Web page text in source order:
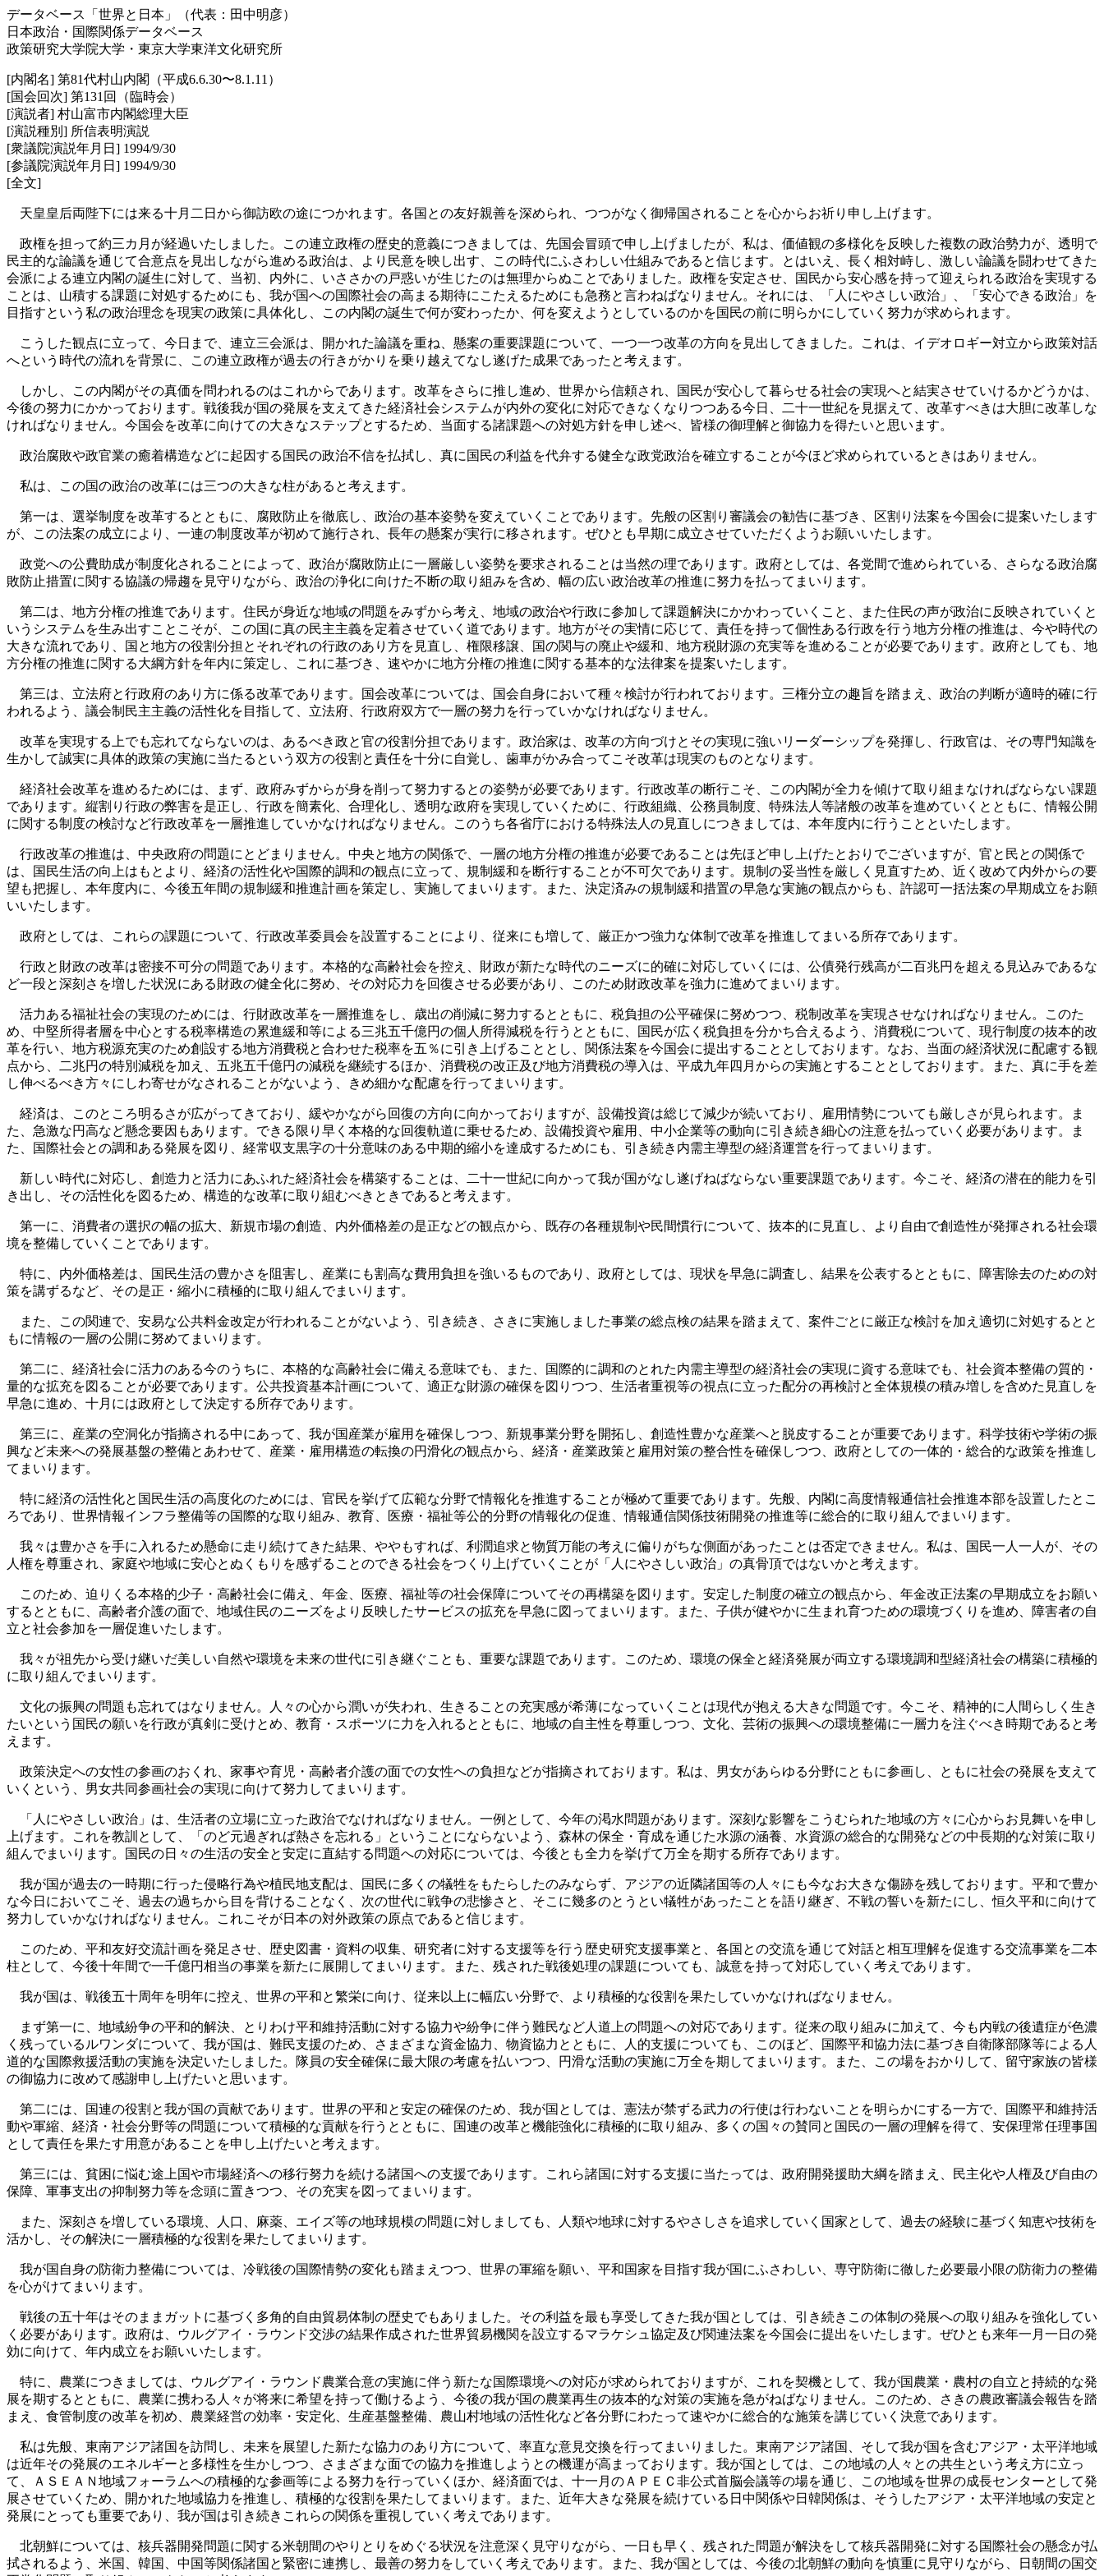
データベース「世界と日本」（代表：田中明彦）
日本政治・国際関係データベース
政策研究大学院大学・東京大学東洋文化研究所
[内閣名] 第81代村山内閣（平成6.6.30〜8.1.11）
[国会回次] 第131回（臨時会）
[演説者] 村山富市内閣総理大臣
[演説種別] 所信表明演説
[衆議院演説年月日] 1994/9/30
[参議院演説年月日] 1994/9/30
[全文]
天皇皇后両陛下には来る十月二日から御訪欧の途につかれます。各国との友好親善を深められ、つつがなく御帰国されることを心からお祈り申し上げます。
政権を担って約三カ月が経過いたしました。この連立政権の歴史的意義につきましては、先国会冒頭で申し上げましたが、私は、価値観の多様化を反映した複数の政治勢力が、透明で
民主的な論議を通じて合意点を見出しながら進める政治は、より民意を映し出す、この時代にふさわしい仕組みであると信じます。とはいえ、長く相対峙し、激しい論議を闘わせてきた
会派による連立内閣の誕生に対して、当初、内外に、いささかの戸惑いが生じたのは無理からぬことでありました。政権を安定させ、国民から安心感を持って迎えられる政治を実現する
ことは、山積する課題に対処するためにも、我が国への国際社会の高まる期待にこたえるためにも急務と言わねばなりません。それには、「人にやさしい政治」、「安心できる政治」を
目指すという私の政治理念を現実の政策に具体化し、この内閣の誕生で何が変わったか、何を変えようとしているのかを国民の前に明らかにしていく努力が求められます。
こうした観点に立って、今日まで、連立三会派は、開かれた論議を重ね、懸案の重要課題について、一つ一つ改革の方向を見出してきました。これは、イデオロギー対立から政策対話
へという時代の流れを背景に、この連立政権が過去の行きがかりを乗り越えてなし遂げた成果であったと考えます。
しかし、この内閣がその真価を問われるのはこれからであります。改革をさらに推し進め、世界から信頼され、国民が安心して暮らせる社会の実現へと結実させていけるかどうかは、
今後の努力にかかっております。戦後我が国の発展を支えてきた経済社会システムが内外の変化に対応できなくなりつつある今日、二十一世紀を見据えて、改革すべきは大胆に改革しな
ければなりません。今国会を改革に向けての大きなステップとするため、当面する諸課題への対処方針を申し述べ、皆様の御理解と御協力を得たいと思います。
政治腐敗や政官業の癒着構造などに起因する国民の政治不信を払拭し、真に国民の利益を代弁する健全な政党政治を確立することが今ほど求められているときはありません。
私は、この国の政治の改革には三つの大きな柱があると考えます。
第一は、選挙制度を改革するとともに、腐敗防止を徹底し、政治の基本姿勢を変えていくことであります。先般の区割り審議会の勧告に基づき、区割り法案を今国会に提案いたします
が、この法案の成立により、一連の制度改革が初めて施行され、長年の懸案が実行に移されます。ぜひとも早期に成立させていただくようお願いいたします。
政党への公費助成が制度化されることによって、政治が腐敗防止に一層厳しい姿勢を要求されることは当然の理であります。政府としては、各党間で進められている、さらなる政治腐
敗防止措置に関する協議の帰趨を見守りながら、政治の浄化に向けた不断の取り組みを含め、幅の広い政治改革の推進に努力を払ってまいります。
第二は、地方分権の推進であります。住民が身近な地域の問題をみずから考え、地域の政治や行政に参加して課題解決にかかわっていくこと、また住民の声が政治に反映されていくと
いうシステムを生み出すことこそが、この国に真の民主主義を定着させていく道であります。地方がその実情に応じて、責任を持って個性ある行政を行う地方分権の推進は、今や時代の
大きな流れであり、国と地方の役割分担とそれぞれの行政のあり方を見直し、権限移譲、国の関与の廃止や緩和、地方税財源の充実等を進めることが必要であります。政府としても、地
方分権の推進に関する大綱方針を年内に策定し、これに基づき、速やかに地方分権の推進に関する基本的な法律案を提案いたします。
第三は、立法府と行政府のあり方に係る改革であります。国会改革については、国会自身において種々検討が行われております。三権分立の趣旨を踏まえ、政治の判断が適時的確に行
われるよう、議会制民主主義の活性化を目指して、立法府、行政府双方で一層の努力を行っていかなければなりません。
改革を実現する上でも忘れてならないのは、あるべき政と官の役割分担であります。政治家は、改革の方向づけとその実現に強いリーダーシップを発揮し、行政官は、その専門知識を
生かして誠実に具体的政策の実施に当たるという双方の役割と責任を十分に自覚し、歯車がかみ合ってこそ改革は現実のものとなります。
経済社会改革を進めるためには、まず、政府みずからが身を削って努力するとの姿勢が必要であります。行政改革の断行こそ、この内閣が全力を傾けて取り組まなければならない課題
であります。縦割り行政の弊害を是正し、行政を簡素化、合理化し、透明な政府を実現していくために、行政組織、公務員制度、特殊法人等諸般の改革を進めていくとともに、情報公開
に関する制度の検討など行政改革を一層推進していかなければなりません。このうち各省庁における特殊法人の見直しにつきましては、本年度内に行うことといたします。
行政改革の推進は、中央政府の問題にとどまりません。中央と地方の関係で、一層の地方分権の推進が必要であることは先ほど申し上げたとおりでございますが、官と民との関係で
は、国民生活の向上はもとより、経済の活性化や国際的調和の観点に立って、規制緩和を断行することが不可欠であります。規制の妥当性を厳しく見直すため、近く改めて内外からの要
望も把握し、本年度内に、今後五年間の規制緩和推進計画を策定し、実施してまいります。また、決定済みの規制緩和措置の早急な実施の観点からも、許認可一括法案の早期成立をお願
いいたします。
政府としては、これらの課題について、行政改革委員会を設置することにより、従来にも増して、厳正かつ強力な体制で改革を推進してまいる所存であります。
行政と財政の改革は密接不可分の問題であります。本格的な高齢社会を控え、財政が新たな時代のニーズに的確に対応していくには、公債発行残高が二百兆円を超える見込みであるな
ど一段と深刻さを増した状況にある財政の健全化に努め、その対応力を回復させる必要があり、このため財政改革を強力に進めてまいります。
活力ある福祉社会の実現のためには、行財政改革を一層推進をし、歳出の削減に努力するとともに、税負担の公平確保に努めつつ、税制改革を実現させなければなりません。このた
め、中堅所得者層を中心とする税率構造の累進緩和等による三兆五千億円の個人所得減税を行うとともに、国民が広く税負担を分かち合えるよう、消費税について、現行制度の抜本的改
革を行い、地方税源充実のため創設する地方消費税と合わせた税率を五％に引き上げることとし、関係法案を今国会に提出することとしております。なお、当面の経済状況に配慮する観
点から、二兆円の特別減税を加え、五兆五千億円の減税を継続するほか、消費税の改正及び地方消費税の導入は、平成九年四月からの実施とすることとしております。また、真に手を差
し伸べるべき方々にしわ寄せがなされることがないよう、きめ細かな配慮を行ってまいります。
経済は、このところ明るさが広がってきており、緩やかながら回復の方向に向かっておりますが、設備投資は総じて減少が続いており、雇用情勢についても厳しさが見られます。ま
た、急激な円高など懸念要因もあります。できる限り早く本格的な回復軌道に乗せるため、設備投資や雇用、中小企業等の動向に引き続き細心の注意を払っていく必要があります。ま
た、国際社会との調和ある発展を図り、経常収支黒字の十分意味のある中期的縮小を達成するためにも、引き続き内需主導型の経済運営を行ってまいります。
新しい時代に対応し、創造力と活力にあふれた経済社会を構築することは、二十一世紀に向かって我が国がなし遂げねばならない重要課題であります。今こそ、経済の潜在的能力を引
き出し、その活性化を図るため、構造的な改革に取り組むべきときであると考えます。
第一に、消費者の選択の幅の拡大、新規市場の創造、内外価格差の是正などの観点から、既存の各種規制や民間慣行について、抜本的に見直し、より自由で創造性が発揮される社会環
境を整備していくことであります。
特に、内外価格差は、国民生活の豊かさを阻害し、産業にも割高な費用負担を強いるものであり、政府としては、現状を早急に調査し、結果を公表するとともに、障害除去のための対
策を講ずるなど、その是正・縮小に積極的に取り組んでまいります。
また、この関連で、安易な公共料金改定が行われることがないよう、引き続き、さきに実施しました事業の総点検の結果を踏まえて、案件ごとに厳正な検討を加え適切に対処するとと
もに情報の一層の公開に努めてまいります。
第二に、経済社会に活力のある今のうちに、本格的な高齢社会に備える意味でも、また、国際的に調和のとれた内需主導型の経済社会の実現に資する意味でも、社会資本整備の質的・
量的な拡充を図ることが必要であります。公共投資基本計画について、適正な財源の確保を図りつつ、生活者重視等の視点に立った配分の再検討と全体規模の積み増しを含めた見直しを
早急に進め、十月には政府として決定する所存であります。
第三に、産業の空洞化が指摘される中にあって、我が国産業が雇用を確保しつつ、新規事業分野を開拓し、創造性豊かな産業へと脱皮することが重要であります。科学技術や学術の振
興など未来への発展基盤の整備とあわせて、産業・雇用構造の転換の円滑化の観点から、経済・産業政策と雇用対策の整合性を確保しつつ、政府としての一体的・総合的な政策を推進し
てまいります。
特に経済の活性化と国民生活の高度化のためには、官民を挙げて広範な分野で情報化を推進することが極めて重要であります。先般、内閣に高度情報通信社会推進本部を設置したとこ
ろであり、世界情報インフラ整備等の国際的な取り組み、教育、医療・福祉等公的分野の情報化の促進、情報通信関係技術開発の推進等に総合的に取り組んでまいります。
我々は豊かさを手に入れるため懸命に走り続けてきた結果、ややもすれば、利潤追求と物質万能の考えに偏りがちな側面があったことは否定できません。私は、国民一人一人が、その
人権を尊重され、家庭や地域に安心とぬくもりを感ずることのできる社会をつくり上げていくことが「人にやさしい政治」の真骨頂ではないかと考えます。
このため、迫りくる本格的少子・高齢社会に備え、年金、医療、福祉等の社会保障についてその再構築を図ります。安定した制度の確立の観点から、年金改正法案の早期成立をお願い
するとともに、高齢者介護の面で、地域住民のニーズをより反映したサービスの拡充を早急に図ってまいります。また、子供が健やかに生まれ育つための環境づくりを進め、障害者の自
立と社会参加を一層促進いたします。
我々が祖先から受け継いだ美しい自然や環境を未来の世代に引き継ぐことも、重要な課題であります。このため、環境の保全と経済発展が両立する環境調和型経済社会の構築に積極的
に取り組んでまいります。
文化の振興の問題も忘れてはなりません。人々の心から潤いが失われ、生きることの充実感が希薄になっていくことは現代が抱える大きな問題です。今こそ、精神的に人間らしく生き
たいという国民の願いを行政が真剣に受けとめ、教育・スポーツに力を入れるとともに、地域の自主性を尊重しつつ、文化、芸術の振興への環境整備に一層力を注ぐべき時期であると考
えます。
政策決定への女性の参画のおくれ、家事や育児・高齢者介護の面での女性への負担などが指摘されております。私は、男女があらゆる分野にともに参画し、ともに社会の発展を支えて
いくという、男女共同参画社会の実現に向けて努力してまいります。
「人にやさしい政治」は、生活者の立場に立った政治でなければなりません。一例として、今年の渇水問題があります。深刻な影響をこうむられた地域の方々に心からお見舞いを申し
上げます。これを教訓として、「のど元過ぎれば熱さを忘れる」ということにならないよう、森林の保全・育成を通じた水源の涵養、水資源の総合的な開発などの中長期的な対策に取り
組んでまいります。国民の日々の生活の安全と安定に直結する問題への対応については、今後とも全力を挙げて万全を期する所存であります。
我が国が過去の一時期に行った侵略行為や植民地支配は、国民に多くの犠牲をもたらしたのみならず、アジアの近隣諸国等の人々にも今なお大きな傷跡を残しております。平和で豊か
な今日においてこそ、過去の過ちから目を背けることなく、次の世代に戦争の悲惨さと、そこに幾多のとうとい犠牲があったことを語り継ぎ、不戦の誓いを新たにし、恒久平和に向けて
努力していかなければなりません。これこそが日本の対外政策の原点であると信じます。
このため、平和友好交流計画を発足させ、歴史図書・資料の収集、研究者に対する支援等を行う歴史研究支援事業と、各国との交流を通じて対話と相互理解を促進する交流事業を二本
柱として、今後十年間で一千億円相当の事業を新たに展開してまいります。また、残された戦後処理の課題についても、誠意を持って対応していく考えであります。
我が国は、戦後五十周年を明年に控え、世界の平和と繁栄に向け、従来以上に幅広い分野で、より積極的な役割を果たしていかなければなりません。
まず第一に、地域紛争の平和的解決、とりわけ平和維持活動に対する協力や紛争に伴う難民など人道上の問題への対応であります。従来の取り組みに加えて、今も内戦の後遺症が色濃
く残っているルワンダについて、我が国は、難民支援のため、さまざまな資金協力、物資協力とともに、人的支援についても、このほど、国際平和協力法に基づき自衛隊部隊等による人
道的な国際救援活動の実施を決定いたしました。隊員の安全確保に最大限の考慮を払いつつ、円滑な活動の実施に万全を期してまいります。また、この場をおかりして、留守家族の皆様
の御協力に改めて感謝申し上げたいと思います。
第二には、国連の役割と我が国の貢献であります。世界の平和と安定の確保のため、我が国としては、憲法が禁ずる武力の行使は行わないことを明らかにする一方で、国際平和維持活
動や軍縮、経済・社会分野等の問題について積極的な貢献を行うとともに、国連の改革と機能強化に積極的に取り組み、多くの国々の賛同と国民の一層の理解を得て、安保理常任理事国
として責任を果たす用意があることを申し上げたいと考えます。
第三には、貧困に悩む途上国や市場経済への移行努力を続ける諸国への支援であります。これら諸国に対する支援に当たっては、政府開発援助大綱を踏まえ、民主化や人権及び自由の
保障、軍事支出の抑制努力等を念頭に置きつつ、その充実を図ってまいります。
また、深刻さを増している環境、人口、麻薬、エイズ等の地球規模の問題に対しましても、人類や地球に対するやさしさを追求していく国家として、過去の経験に基づく知恵や技術を
活かし、その解決に一層積極的な役割を果たしてまいります。
我が国自身の防衛力整備については、冷戦後の国際情勢の変化も踏まえつつ、世界の軍縮を願い、平和国家を目指す我が国にふさわしい、専守防衛に徹した必要最小限の防衛力の整備
を心がけてまいります。
戦後の五十年はそのままガットに基づく多角的自由貿易体制の歴史でもありました。その利益を最も享受してきた我が国としては、引き続きこの体制の発展への取り組みを強化してい
く必要があります。政府は、ウルグアイ・ラウンド交渉の結果作成された世界貿易機関を設立するマラケシュ協定及び関連法案を今国会に提出をいたします。ぜひとも来年一月一日の発
効に向けて、年内成立をお願いいたします。
特に、農業につきましては、ウルグアイ・ラウンド農業合意の実施に伴う新たな国際環境への対応が求められておりますが、これを契機として、我が国農業・農村の自立と持続的な発
展を期するとともに、農業に携わる人々が将来に希望を持って働けるよう、今後の我が国の農業再生の抜本的な対策の実施を急がねばなりません。このため、さきの農政審議会報告を踏
まえ、食管制度の改革を初め、農業経営の効率・安定化、生産基盤整備、農山村地域の活性化など各分野にわたって速やかに総合的な施策を講じていく決意であります。
私は先般、東南アジア諸国を訪問し、未来を展望した新たな協力のあり方について、率直な意見交換を行ってまいりました。東南アジア諸国、そして我が国を含むアジア・太平洋地域
は近年その発展のエネルギーと多様性を生かしつつ、さまざまな面での協力を推進しようとの機運が高まっております。我が国としては、この地域の人々との共生という考え方に立っ
て、ＡＳＥＡＮ地域フォーラムへの積極的な参画等による努力を行っていくほか、経済面では、十一月のＡＰＥＣ非公式首脳会議等の場を通じ、この地域を世界の成長センターとして発
展させていくため、開かれた地域協力を推進し、積極的な役割を果たしてまいります。また、近年大きな発展を続けている日中関係や日韓関係は、そうしたアジア・太平洋地域の安定と
発展にとっても重要であり、我が国は引き続きこれらの関係を重視していく考えであります。
北朝鮮については、核兵器開発問題に関する米朝間のやりとりをめぐる状況を注意深く見守りながら、一日も早く、残された問題が解決をして核兵器開発に対する国際社会の懸念が払
拭されるよう、米国、韓国、中国等関係諸国と緊密に連携し、最善の努力をしていく考えであります。また、我が国としては、今後の北朝鮮の動向を慎重に見守りながら、日朝間の国交